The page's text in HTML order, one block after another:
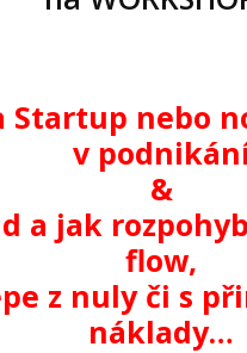
Startup nebo
v
&
a jak
flow,
z nuly či s
náklady…